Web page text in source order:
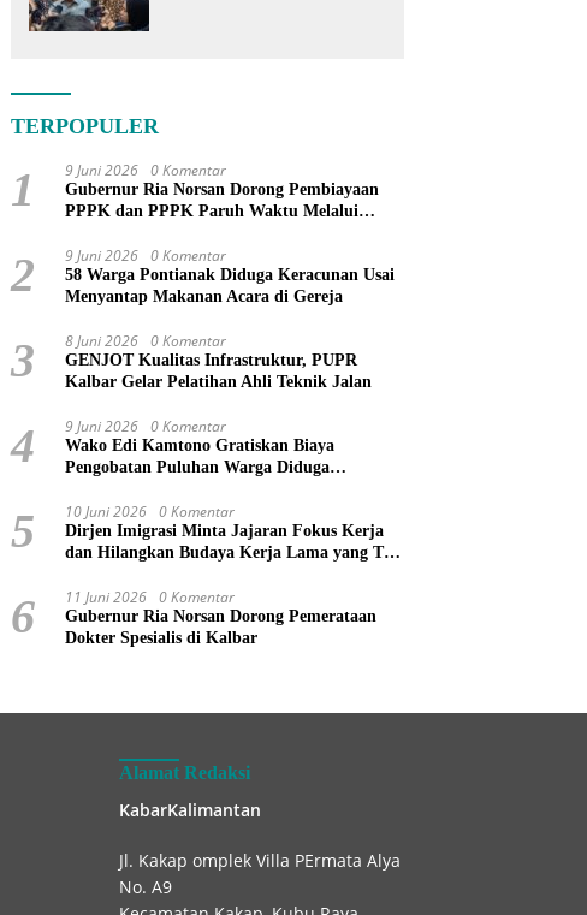
TERPOPULER
1 9 Juni 2026 0 Komentar
Gubernur Ria Norsan Dorong Pembiayaan
PPPK dan PPPK Paruh Waktu Melalui
2 9 Juni 2026 0 Komentar
58 Warga Pontianak Diduga Keracunan Usai
Menyantap Makanan Acara di Gereja
3 8 Juni 2026 0 Komentar
GENJOT Kualitas Infrastruktur, PUPR
Kalbar Gelar Pelatihan Ahli Teknik Jalan
4 9 Juni 2026 0 Komentar
Wako Edi Kamtono Gratiskan Biaya
Pengobatan Puluhan Warga Diduga
5 10 Juni 2026 0 Komentar
Dirjen Imigrasi Minta Jajaran Fokus Kerja
dan Hilangkan Budaya Kerja Lama yang Tak
6 11 Juni 2026 0 Komentar
Gubernur Ria Norsan Dorong Pemerataan
Dokter Spesialis di Kalbar
Alamat Redaksi
KabarKalimantan
Jl. Kakap omplek Villa PErmata Alya
No. A9